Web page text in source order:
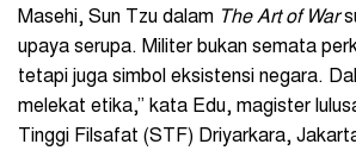
Masehi, Sun Tzu dalam The Art of War
upaya serupa. Militer bukan semata
tetapi juga simbol eksistensi negara.
melekat etika,” kata Edu, magister
Tinggi Filsafat (STF) Driyarkara,